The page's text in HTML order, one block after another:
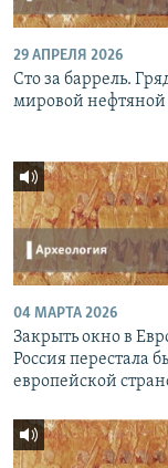
29 АПРЕЛЯ 2026
Сто за баррель.
мировой
04 МАРТА 2026
Закрыть окно в
Россия перестала
европейской